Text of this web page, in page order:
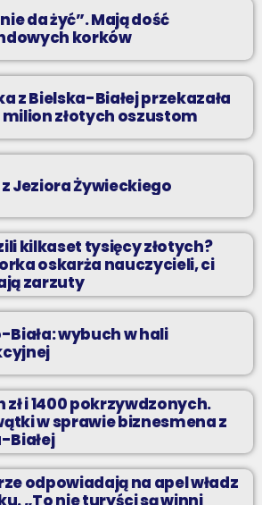
da żyć”. Mają dość
korków
z Bielska-Białej przekazała
złotych oszustom
Jeziora Żywieckiego
kilkaset tysięcy złotych?
oskarża nauczycieli, ci
zarzuty
Biała: wybuch w hali
zł i 1400 pokrzywdzonych.
w sprawie biznesmena z
Białej
odpowiadają na apel władz